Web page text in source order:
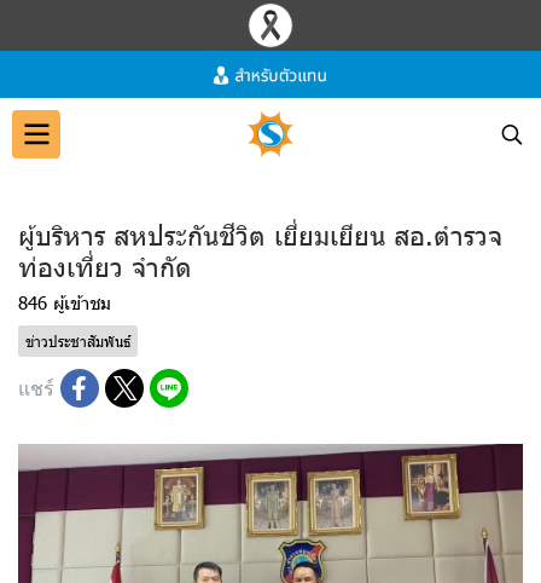
ผู้บริหาร สหประกันชีวิต เยี่ยมเยียน สอ.ตำรวจ
ท่องเที่ยว จำกัด
846 ผู้เข้าชม
ข่าวประชาสัมพันธ์
แชร์